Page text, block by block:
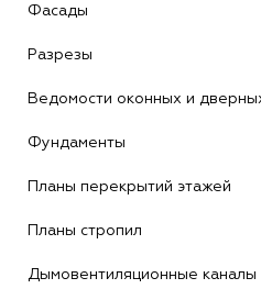
Фасады
Разрезы
Ведомости оконных и
Фундаменты
Планы перекрытий этажей
Планы стропил
Дымовентиляционные каналы